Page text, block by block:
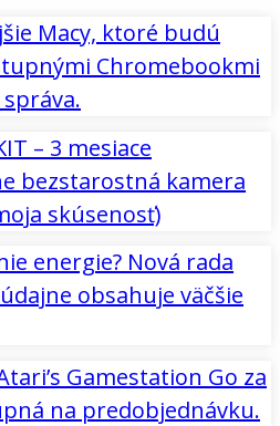
Macy, ktoré budú
Chromebookmi
– 3 mesiace
bezstarostná kamera
skúsenosť)
energie? Nová rada
obsahuje väčšie
Gamestation Go za
na predobjednávku.